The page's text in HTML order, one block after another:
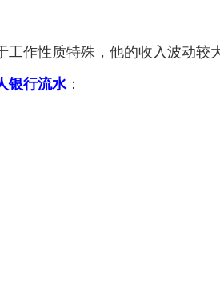
作性质特殊，他的收入波动较
银行流水：